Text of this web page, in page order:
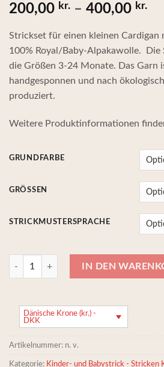
200,00 kr. – 400,00 kr.
Strickset für einen kleinen Cardigan
100% Royal/Baby-Alpakawolle.
die Größen 3-24 Monate. Das Garn
handgesponnen und nach
produziert.
Weitere Produktinformationen
GRUNDFARBE
GRÖSSEN
STRICKMUSTERSPRACHE
Strickset für einen kleinen Cardigan mit
IN DEN
Dänische Krone (kr.) -
DKK
Artikelnummer: n. v.
Kategorie: Kinder- und Babystrick - Stricken